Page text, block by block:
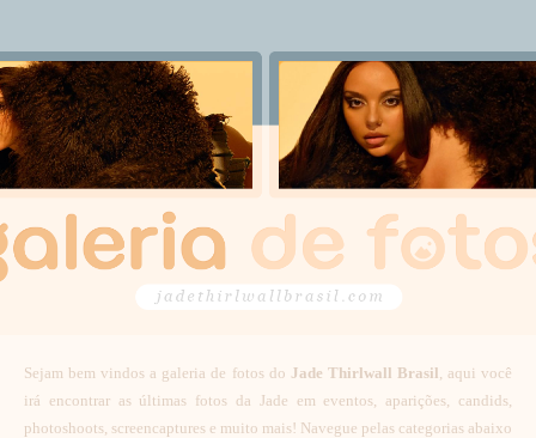
Sejam bem vindos a galeria de fotos do Jade Thirlwall Brasil, aqui você
irá encontrar as últimas fotos da Jade em eventos, aparições, candids,
photoshoots, screencaptures e muito mais! Navegue pelas categorias abaixo